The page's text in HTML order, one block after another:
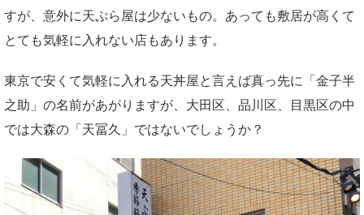
すが、意外に天ぷら屋は少ないもの。あっても敷居が高くて
とても気軽に入れない店もあります。
東京で安くて気軽に入れる天丼屋と言えば真っ先に「金子半
之助」の名前があがりますが、大田区、品川区、目黒区の中
では大森の「天冨久」ではないでしょうか？